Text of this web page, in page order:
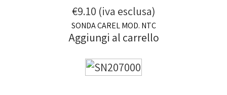
Aggiungi al carrello
€9.10 (iva esclusa)
SONDA CAREL MOD. NTC